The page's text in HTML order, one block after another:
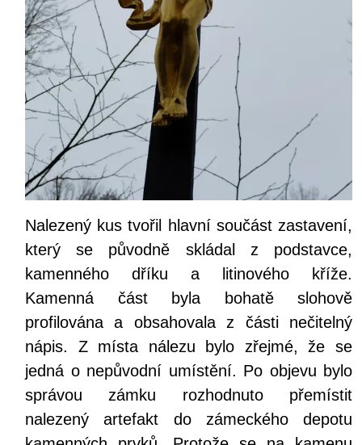
Nalezený kus tvořil hlavní součást zastavení,
který se původně skládal z podstavce,
kamenného dříku a litinového kříže.
Kamenná část byla bohatě slohově
profilována a obsahovala z části nečitelný
nápis. Z místa nálezu bylo zřejmé, že se
jedná o nepůvodní umístění. Po objevu bylo
správou zámku rozhodnuto přemístit
nalezený artefakt do zámeckého depotu